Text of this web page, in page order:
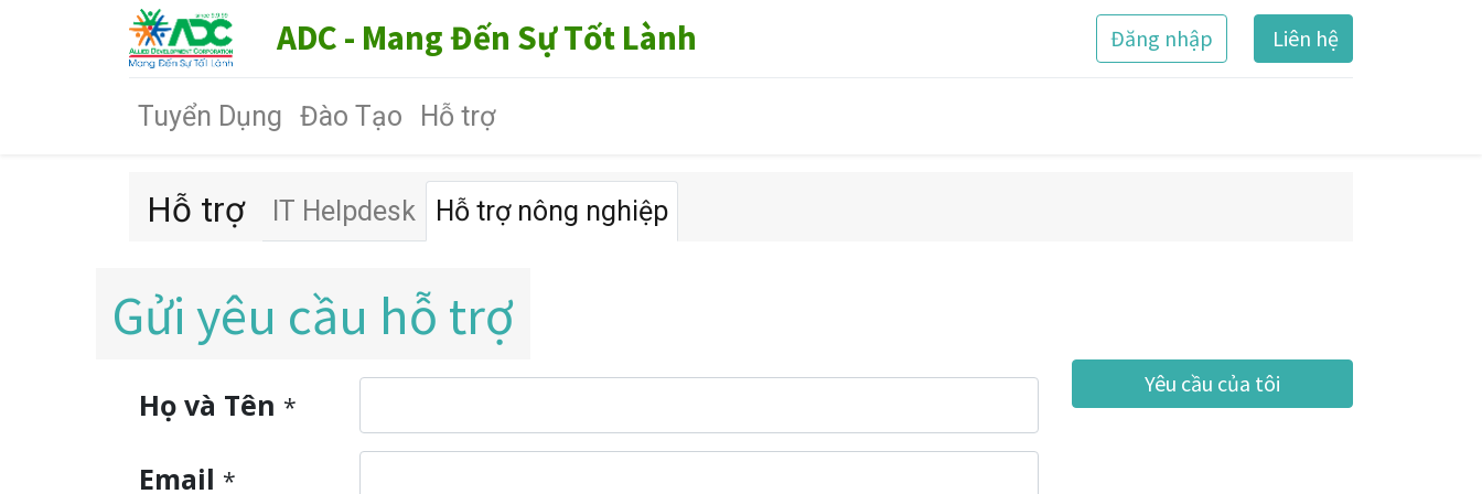
ADC - Mang Đến Sự Tốt Lành Đăng nhập Liên hệ
Tuyển Dụng Đào Tạo Hỗ trợ
Hỗ trợ IT Helpdesk Hỗ trợ nông nghiệp
Gửi yêu cầu hỗ trợ
Họ và Tên *
Email *
Yêu cầu của tôi